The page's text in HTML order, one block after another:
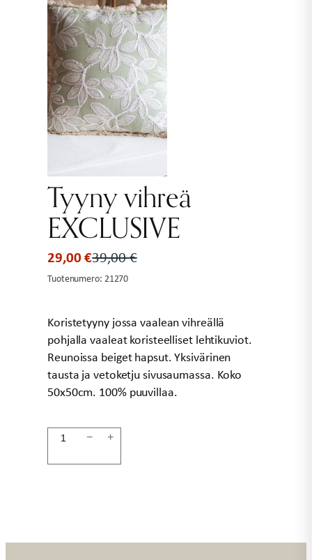
Tyyny vihreä
EXCLUSIVE
39,00€
Alkuperäinen
hinta
29,00€
Nykyinen
hinta
Tuotenumero: 21270
Koristetyyny jossa vaalean vihreällä
pohjalla vaaleat koristeelliset lehtikuviot.
Reunoissa beiget hapsut. Yksivärinen
tausta ja vetoketju sivusaumassa. Koko
50x50cm. 100% puuvillaa.
Tyyny
− +